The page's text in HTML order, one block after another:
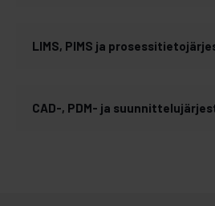
LIMS, PIMS ja
CAD-, PDM- ja